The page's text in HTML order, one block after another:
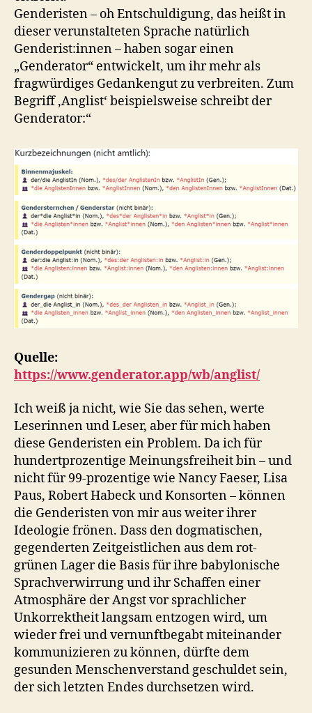
Genderisten – oh Entschuldigung, das heißt in
dieser verunstalteten Sprache natürlich
Genderist:innen – haben sogar einen
„Genderator“ entwickelt, um ihr mehr als
fragwürdiges Gedankengut zu verbreiten. Zum
Begriff ‚Anglist‘ beispielsweise schreibt der
Genderator:“
Quelle:
https://www.genderator.app/wb/anglist/
Ich weiß ja nicht, wie Sie das sehen, werte
Leserinnen und Leser, aber für mich haben
diese Genderisten ein Problem. Da ich für
hundertprozentige Meinungsfreiheit bin – und
nicht für 99-prozentige wie Nancy Faeser, Lisa
Paus, Robert Habeck und Konsorten – können
die Genderisten von mir aus weiter ihrer
Ideologie frönen. Dass den dogmatischen,
gegenderten Zeitgeistlichen aus dem rot-
grünen Lager die Basis für ihre babylonische
Sprachverwirrung und ihr Schaffen einer
Atmosphäre der Angst vor sprachlicher
Unkorrektheit langsam entzogen wird, um
wieder frei und vernunftbegabt miteinander
kommunizieren zu können, dürfte dem
gesunden Menschenverstand geschuldet sein,
der sich letzten Endes durchsetzen wird.